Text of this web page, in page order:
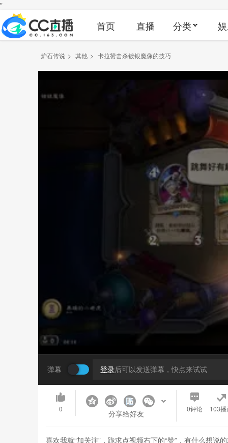
"
首页 直播 分类
炉石传说 > 其他 > 卡拉赞击杀镀银魔像的技巧
弹幕 登录后可以发送弹幕，快点来试试
0 分享给好友 0评论 103播
喜欢我就“加关注”，跪求点视频右下的“赞”，有什么想说